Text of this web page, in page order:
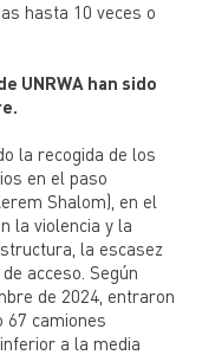
hasta 10 veces o
UNRWA han sido
la recogida de los
en el paso
Shalom), en el
la violencia y la
la escasez
acceso. Según
de 2024, entraron
67 camiones
a la media